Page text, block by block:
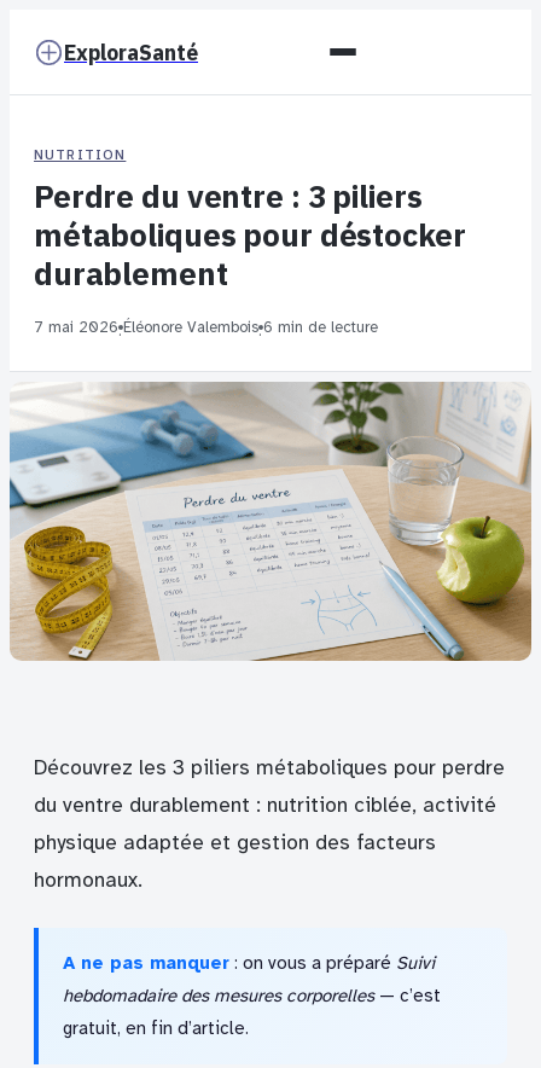
ExploraSanté
NUTRITION
Perdre du ventre : 3 piliers
métaboliques pour déstocker
durablement
7 mai 2026·Éléonore Valembois·6 min de lecture
Découvrez les 3 piliers métaboliques pour perdre
du ventre durablement : nutrition ciblée, activité
physique adaptée et gestion des facteurs
hormonaux.
A ne pas manquer : on vous a préparé Suivi
hebdomadaire des mesures corporelles— c’est
gratuit, en fin d’article.